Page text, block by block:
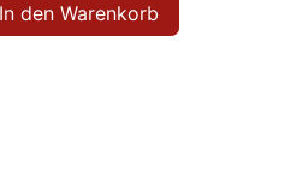
In den Warenkorb